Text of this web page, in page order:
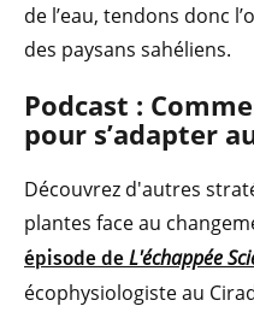
de l’eau, tendons donc
des paysans sahéliens.
Podcast :
pour s’adapter
Découvrez d'autres
plantes face au
épisode de L'échappée
écophysiologiste au